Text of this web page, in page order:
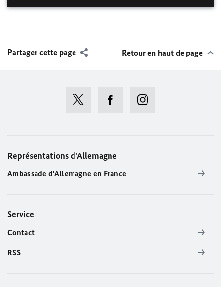
Partager cette page Retour en haut de page
Représentations d'Allemagne
Ambassade d'Allemagne en France
Service
Contact
RSS